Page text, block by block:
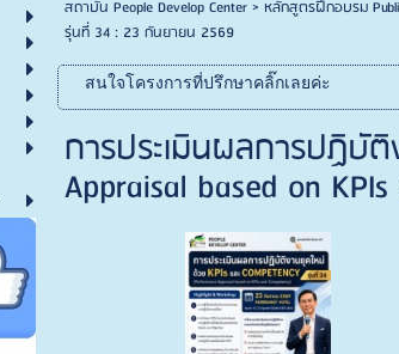
สถาบัน People Develop Center> หลักสูตรฝึกอบรม
รุ่นที่ 34 : 23 กันยายน 2569
สนใจโครงการที่ปรึกษาคลิ๊กเลยค่ะ
การประเมินผลการปฏิบัติ
Appraisal based on